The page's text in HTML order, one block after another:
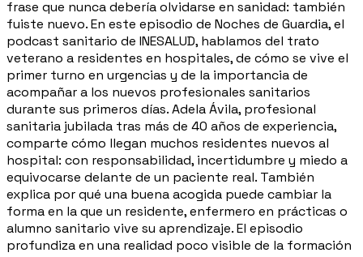
frase que nunca debería olvidarse en sanidad: también
fuiste nuevo. En este episodio de Noches de Guardia, el
podcast sanitario de INESALUD, hablamos del trato
veterano a residentes en hospitales, de cómo se vive el
primer turno en urgencias y de la importancia de
acompañar a los nuevos profesionales sanitarios
durante sus primeros días. Adela Ávila, profesional
sanitaria jubilada tras más de 40 años de experiencia,
comparte cómo llegan muchos residentes nuevos al
hospital: con responsabilidad, incertidumbre y miedo a
equivocarse delante de un paciente real. También
explica por qué una buena acogida puede cambiar la
forma en la que un residente, enfermero en prácticas o
alumno sanitario vive su aprendizaje. El episodio
profundiza en una realidad poco visible de la formación